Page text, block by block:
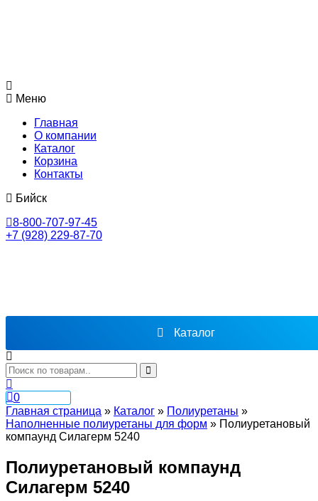
Меню
Главная
О компании
Каталог
Корзина
Контакты
Бийск
8-800-707-97-45
+7 (928) 229-87-70
Каталог
0
Главная страница » Каталог » Полиуретаны »
Наполненные полиуретаны для форм » Полиуретановый
компаунд Силагерм 5240
Полиуретановый компаунд
Силагерм 5240